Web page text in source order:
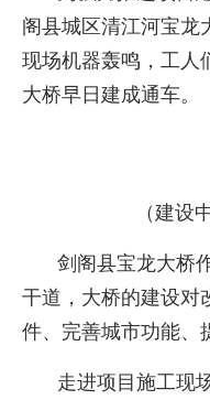
阁县城区清江河宝龙
现场机器轰鸣，工人
大桥早日建成通车。
（建设
剑阁县宝龙大桥
干道，大桥的建设对
件、完善城市功能、
走进项目施工现